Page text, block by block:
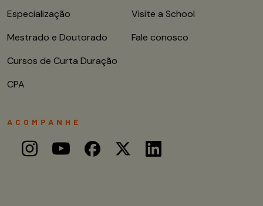
Especialização
Mestrado e Doutorado
Cursos de Curta Duração
CPA
Visite a School
Fale conosco
ACOMPANHE